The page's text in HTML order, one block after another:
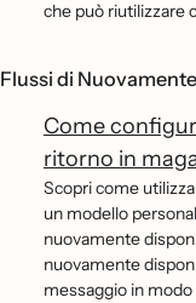
che può riutilizzare
Flussi di
Come
ritorno in
Scopri come
un modello
nuovamente
nuovamente
messaggio in